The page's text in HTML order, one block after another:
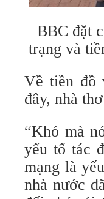
BBC đặt
trạng và
Về tiền đồ
đây, nhà
“Khó mà
yếu tố tác
mạng là
nhà nước